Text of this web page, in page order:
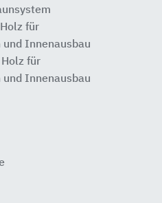
für
und Innenausbau
für
und Innenausbau